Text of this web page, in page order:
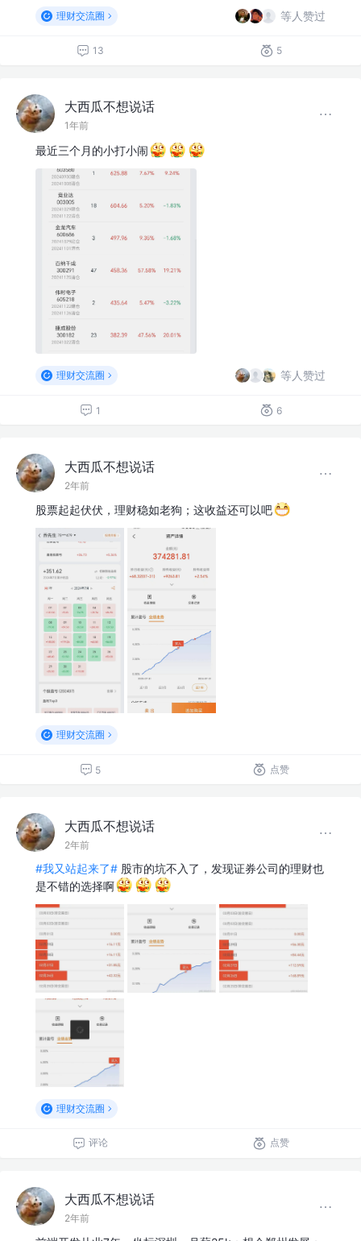
理财交流圈 等人赞过
13 5
大西瓜不想说话
1年前
最近三个月的小打小闹
理财交流圈 等人赞过
1 6
大西瓜不想说话
2年前
股票起起伏伏，理财稳如老狗；这收益还可以吧
理财交流圈
5 点赞
大西瓜不想说话
2年前
#我又站起来了# 股市的坑不入了，发现证券公司的理财也
是不错的选择啊
理财交流圈
评论 点赞
大西瓜不想说话
2年前